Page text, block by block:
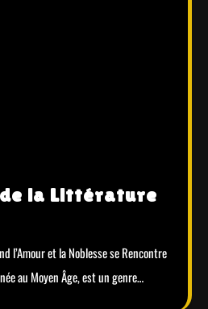
la Littérature
l’Amour et la Noblesse se Rencontre
au Moyen Âge, est un genre…